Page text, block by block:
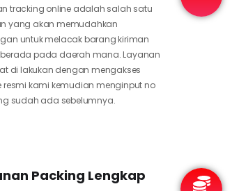
tracking online adalah salah satu
yang akan memudahkan
untuk melacak barang kiriman
pada daerah mana. Layanan
di lakukan dengan mengakses
resmi kami kemudian menginput no
sudah ada sebelumnya.
Packing Lengkap